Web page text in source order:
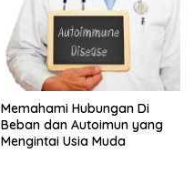
Memahami Hubungan Di
Beban dan Autoimun yang
Mengintai Usia Muda